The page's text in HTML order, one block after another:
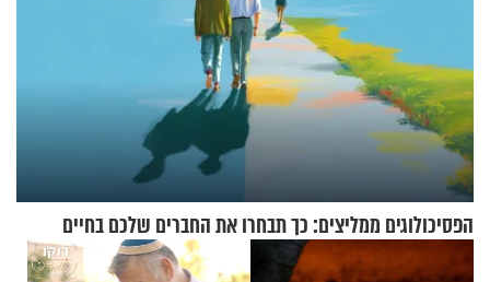
הפסיכולוגים ממליצים: כך תבחרו את החברים שלכם בחיים